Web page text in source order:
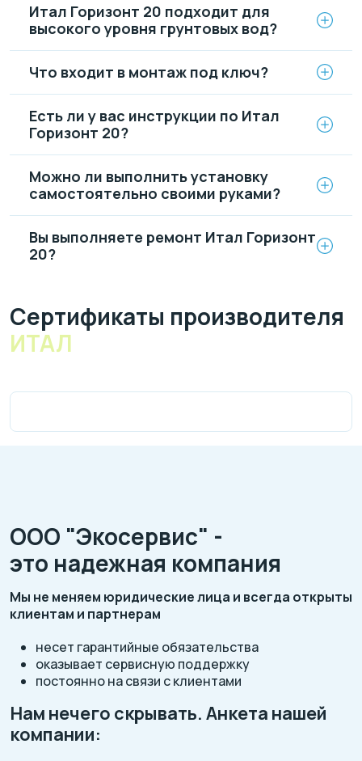
Итал Горизонт 20 подходит для
высокого уровня грунтовых вод?
Что входит в монтаж под ключ?
Есть ли у вас инструкции по Итал
Горизонт 20?
Можно ли выполнить установку
самостоятельно своими руками?
Вы выполняете ремонт Итал Горизонт
20?
Cертификаты производителя
ИТАЛ
ООО "Экосервис" -
это надежная компания
Мы не меняем юридические лица и всегда открыты
клиентам и партнерам
несет гарантийные обязательства
оказывает сервисную поддержку
постоянно на связи с клиентами
Нам нечего скрывать. Анкета нашей
компании: